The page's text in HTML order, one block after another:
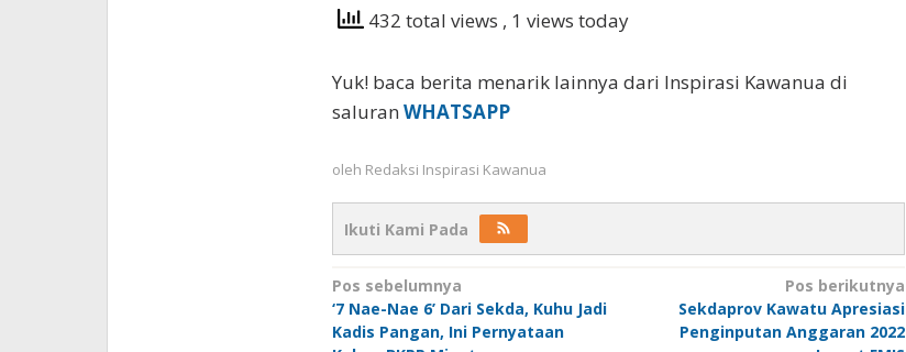
432 total views , 1 views today
Yuk! baca berita menarik lainnya dari Inspirasi Kawanua di
saluran WHATSAPP
oleh Redaksi Inspirasi Kawanua
Ikuti Kami Pada
Navigasi
pos
Pos sebelumnya
‘7 Nae-Nae 6’ Dari Sekda, Kuhu Jadi
Kadis Pangan, Ini Pernyataan
Pos berikutnya
Sekdaprov Kawatu Apresiasi
Penginputan Anggaran 2022